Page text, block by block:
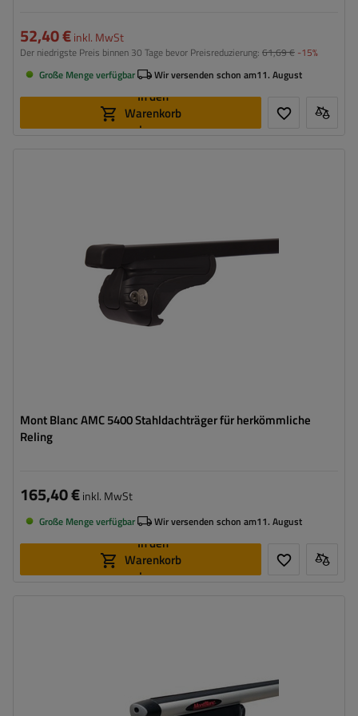
52,40 €inkl. MwSt
Der niedrigste Preis binnen 30 Tage bevor Preisreduzierung: 61,69 € -15%
Große Menge verfügbar
Wir versenden schon am11. August
In den
Warenkorb
legen
Mont Blanc AMC 5400 Stahldachträger für herkömmliche
Reling
165,40 €inkl. MwSt
Große Menge verfügbar Wir versenden schon am11. August
In den
Warenkorb
legen